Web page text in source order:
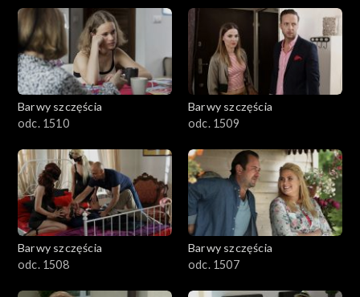
Barwy szczęścia
odc. 1510
Barwy szczęścia
odc. 1509
Barwy szczęścia
odc. 1508
Barwy szczęścia
odc. 1507